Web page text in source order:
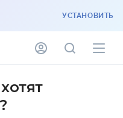
УСТАНОВИТЬ